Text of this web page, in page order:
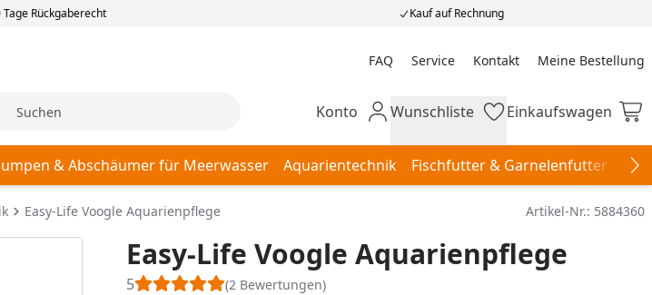
Tage Rückgaberecht Kauf auf Rechnung
FAQ Service Kontakt Meine Bestellung
Meine Bestellung
Mein Konto
Konto Wunschliste
Wunschliste Einkaufswagen
Einkaufswagen
& Abschäumer für Meerwasser Aquarientechnik Fischfutter & Garnelenfutter
Easy-Life Voogle Aquarienpflege Artikel-Nr.: 5884360
Easy-Life Voogle Aquarienpflege
5 (2 Bewertungen)